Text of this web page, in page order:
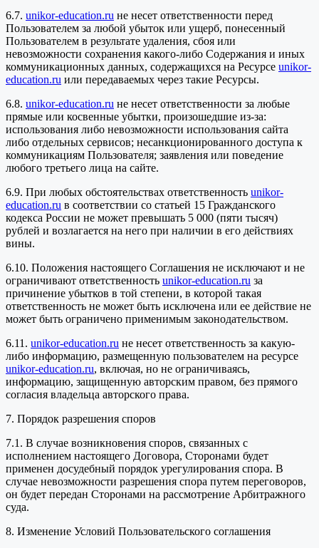
6.7. unikor-education.ru не несет ответственности перед
Пользователем за любой убыток или ущерб, понесенный
Пользователем в результате удаления, сбоя или
невозможности сохранения какого-либо Содержания и иных
коммуникационных данных, содержащихся на Ресурсе unikor-
education.ru или передаваемых через такие Ресурсы.
6.8. unikor-education.ru не несет ответственности за любые
прямые или косвенные убытки, произошедшие из-за:
использования либо невозможности использования сайта
либо отдельных сервисов; несанкционированного доступа к
коммуникациям Пользователя; заявления или поведение
любого третьего лица на сайте.
6.9. При любых обстоятельствах ответственность unikor-
education.ru в соответствии со статьей 15 Гражданского
кодекса России не может превышать 5 000 (пяти тысяч)
рублей и возлагается на него при наличии в его действиях
вины.
6.10. Положения настоящего Соглашения не исключают и не
ограничивают ответственность unikor-education.ru за
причинение убытков в той степени, в которой такая
ответственность не может быть исключена или ее действие не
может быть ограничено применимым законодательством.
6.11. unikor-education.ru не несет ответственность за какую-
либо информацию, размещенную пользователем на ресурсе
unikor-education.ru, включая, но не ограничиваясь,
информацию, защищенную авторским правом, без прямого
согласия владельца авторского права.
7. Порядок разрешения споров
7.1. В случае возникновения споров, связанных с
исполнением настоящего Договора, Сторонами будет
применен досудебный порядок урегулирования спора. В
случае невозможности разрешения спора путем переговоров,
он будет передан Сторонами на рассмотрение Арбитражного
суда.
8. Изменение Условий Пользовательского соглашения